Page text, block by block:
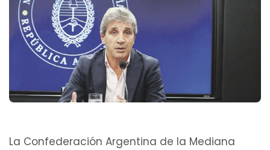
La Confederación Argentina de la Mediana